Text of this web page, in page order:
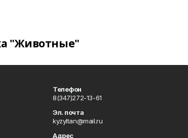
"Животные"
Телефон
8(347)272-13-61
Эл. почта
kyzyltan@mail.ru
Адрес